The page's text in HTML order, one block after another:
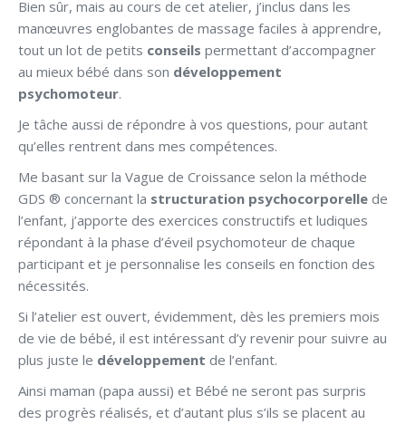
Bien sûr, mais au cours de cet atelier, j’inclus dans les
manœuvres englobantes de massage faciles à apprendre,
tout un lot de petits conseils permettant d’accompagner
au mieux bébé dans son développement
psychomoteur.
Je tâche aussi de répondre à vos questions, pour autant
qu’elles rentrent dans mes compétences.
Me basant sur la Vague de Croissance selon la méthode
GDS ® concernant la structuration psychocorporelle de
l’enfant, j’apporte des exercices constructifs et ludiques
répondant à la phase d’éveil psychomoteur de chaque
participant et je personnalise les conseils en fonction des
nécessités.
Si l’atelier est ouvert, évidemment, dès les premiers mois
de vie de bébé, il est intéressant d’y revenir pour suivre au
plus juste le développement de l’enfant.
Ainsi maman (papa aussi) et Bébé ne seront pas surpris
des progrès réalisés, et d’autant plus s’ils se placent au